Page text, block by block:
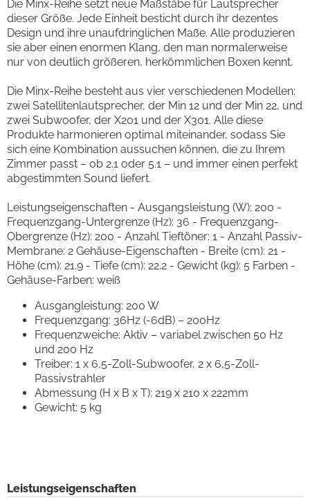
Die Minx-Reihe setzt neue Maßstäbe für Lautsprecher
dieser Größe. Jede Einheit besticht durch ihr dezentes
Design und ihre unaufdringlichen Maße. Alle produzieren
sie aber einen enormen Klang, den man normalerweise
nur von deutlich größeren, herkömmlichen Boxen kennt.
Die Minx-Reihe besteht aus vier verschiedenen Modellen:
zwei Satellitenlautsprecher, der Min 12 und der Min 22, und
zwei Subwoofer, der X201 und der X301. Alle diese
Produkte harmonieren optimal miteinander, sodass Sie
sich eine Kombination aussuchen können, die zu Ihrem
Zimmer passt – ob 2.1 oder 5.1 – und immer einen perfekt
abgestimmten Sound liefert.
Leistungseigenschaften - Ausgangsleistung (W): 200 -
Frequenzgang-Untergrenze (Hz): 36 - Frequenzgang-
Obergrenze (Hz): 200 - Anzahl Tieftöner: 1 - Anzahl Passiv-
Membrane: 2 Gehäuse-Eigenschaften - Breite (cm): 21 -
Höhe (cm): 21.9 - Tiefe (cm): 22.2 - Gewicht (kg): 5 Farben -
Gehäuse-Farben: weiß
Ausgangleistung: 200 W
Frequenzgang: 36Hz (-6dB) – 200Hz
Frequenzweiche: Aktiv – variabel zwischen 50 Hz
und 200 Hz
Treiber: 1 x 6,5-Zoll-Subwoofer, 2 x 6,5-Zoll-
Passivstrahler
Abmessung (H x B x T): 219 x 210 x 222mm
Gewicht: 5 kg
Leistungseigenschaften